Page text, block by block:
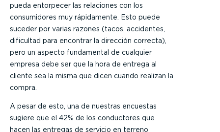
pueda entorpecer las relaciones con los
consumidores muy rápidamente. Esto puede
suceder por varias razones (tacos, accidentes,
dificultad para encontrar la dirección correcta),
pero un aspecto fundamental de cualquier
empresa debe ser que la hora de entrega al
cliente sea la misma que dicen cuando realizan la
compra.
A pesar de esto, una de nuestras encuestas
sugiere que el 42% de los conductores que
hacen las entregas de servicio en terreno